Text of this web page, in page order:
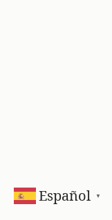
Español ▼